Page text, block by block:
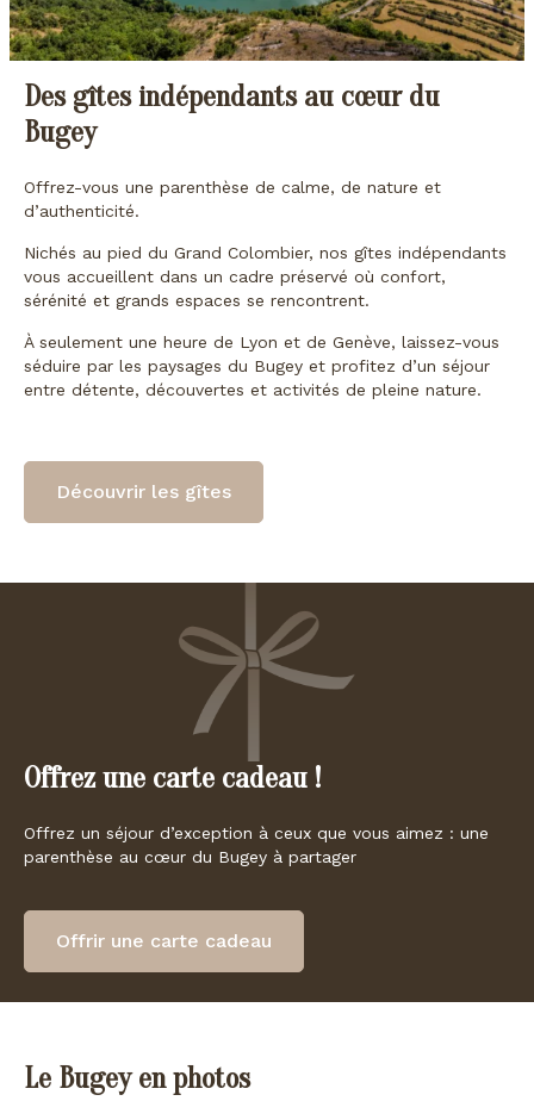
Des gîtes indépendants au cœur du
Bugey
Offrez-vous une parenthèse de calme, de nature et
d’authenticité.
Nichés au pied du Grand Colombier, nos gîtes indépendants
vous accueillent dans un cadre préservé où confort,
sérénité et grands espaces se rencontrent.
À seulement une heure de Lyon et de Genève, laissez-vous
séduire par les paysages du Bugey et profitez d’un séjour
entre détente, découvertes et activités de pleine nature.
Découvrir les gîtes
Offrez une carte cadeau !
Offrez un séjour d’exception à ceux que vous aimez : une
parenthèse au cœur du Bugey à partager
Offrir une carte cadeau
Le Bugey en photos